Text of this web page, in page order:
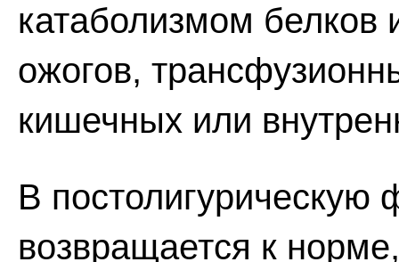
катаболизмом белков
ожогов,
кишечных или
В постолигурическую
возвращается к